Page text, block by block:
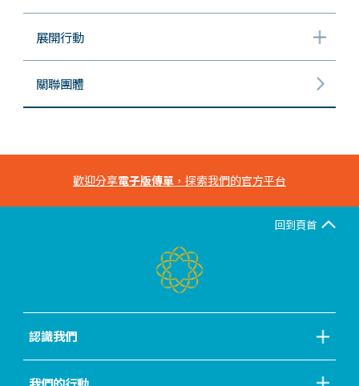
展開行動
關聯團體
歡迎分享電子版傳單 ，探索我們的官方平台
回到頁首
認識我們